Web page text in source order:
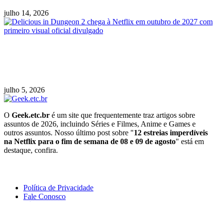
julho 14, 2026
julho 5, 2026
O Geek.etc.br é um site que frequentemente traz artigos sobre
assuntos de 2026, incluindo Séries e Filmes, Anime e Games e
outros assuntos. Nosso último post sobre "12 estreias imperdíveis
na Netflix para o fim de semana de 08 e 09 de agosto" está em
destaque, confira.
Política de Privacidade
Fale Conosco